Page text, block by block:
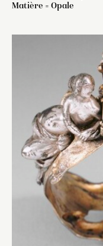
Matière = Opale